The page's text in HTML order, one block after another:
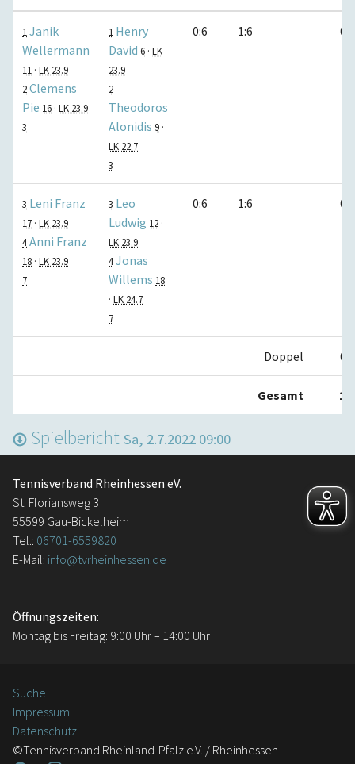
1 Janik
Wellermann
11 · LK 23.9
2Clemens
Pie 16 · LK 23.9
3
1 Henry
David 6 · LK
23.9
2
Theodoros
Alonidis 9 ·
LK 22.7
3
0:6 1:6 0:1
3 Leni Franz
17 · LK 23.9
4Anni Franz
18 · LK 23.9
7
3 Leo
Ludwig 12 ·
LK 23.9
4Jonas
Willems 18
· LK 24.7
7
0:6 1:6 0:1
Doppel 0:2
Gesamt 1:5
Spielbericht Sa, 2.7.2022 09:00
Tennisverband Rheinhessen eV.
St. Floriansweg 3
55599 Gau-Bickelheim
Tel.: 06701-6559820
E-Mail: info@tvrheinhessen.de
Öffnungszeiten:
Montag bis Freitag: 9:00 Uhr – 14:00 Uhr
Suche
Impressum
Datenschutz
©Tennisverband Rheinland-Pfalz e.V. / Rheinhessen